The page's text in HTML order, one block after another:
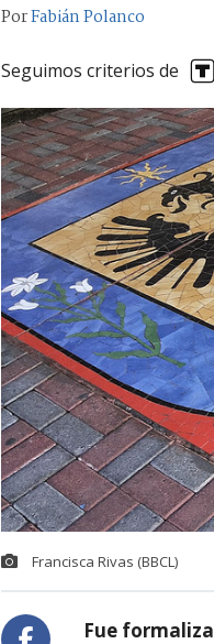
PorFabián Polanco
Seguimos criterios de
Francisca Rivas (BBCL)
Fue